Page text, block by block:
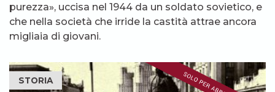
purezza», uccisa nel 1944 da un soldato sovietico, e
che nella società che irride la castità attrae ancora
migliaia di giovani.
STORIA